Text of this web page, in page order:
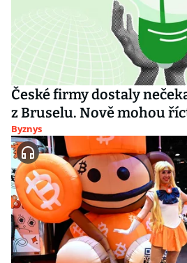
České firmy dostaly
z Bruselu. Nově mohou
Byznys